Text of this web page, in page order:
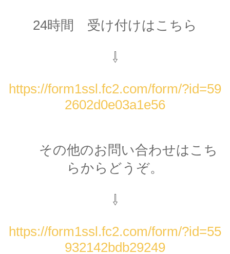
24時間 受け付けはこちら
⇩
https://form1ssl.fc2.com/form/?id=59
2602d0e03a1e56
その他のお問い合わせはこち
らからどうぞ。
⇩
https://form1ssl.fc2.com/form/?id=55
932142bdb29249